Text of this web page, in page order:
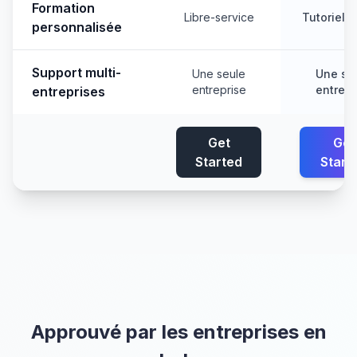
Formation
personnalisée
Libre-service Tutoriels
Support multi-
entreprises
Une seule
entreprise
Une
Get
Started
Get
Approuvé par les entreprises en